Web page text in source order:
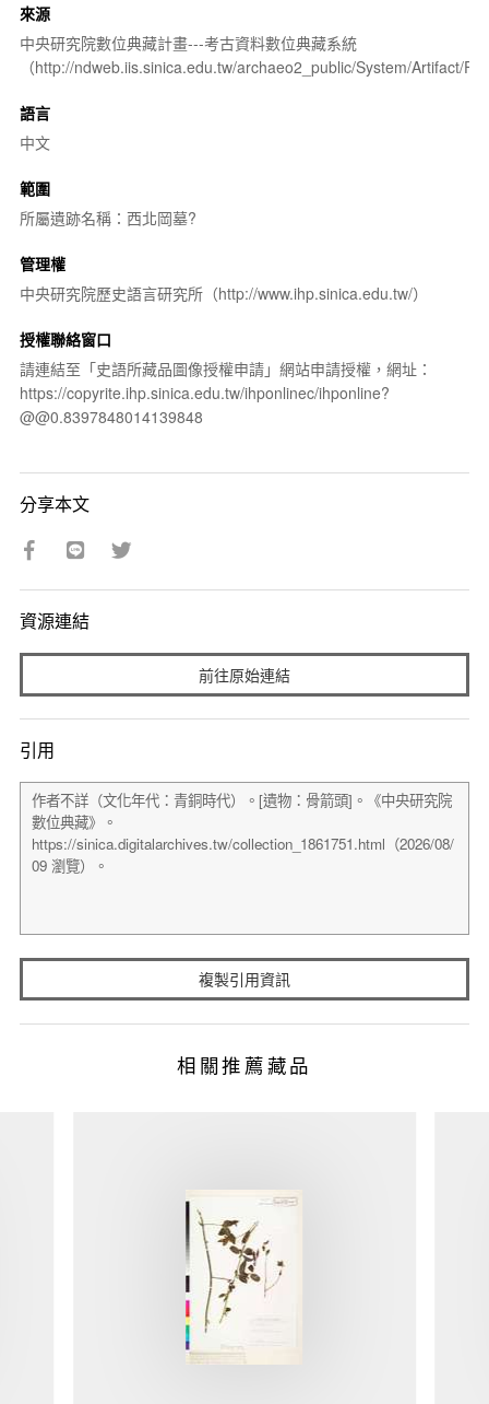
來源
中央研究院數位典藏計畫---考古資料數位典藏系統
（http://ndweb.iis.sinica.edu.tw/archaeo2_public/System/Artifact/
語言
中文
範圍
所屬遺跡名稱：西北岡墓?
管理權
中央研究院歷史語言研究所（http://www.ihp.sinica.edu.tw/）
授權聯絡窗口
請連結至「史語所藏品圖像授權申請」網站申請授權，網址：
https://copyrite.ihp.sinica.edu.tw/ihponlinec/ihponline?
@@0.8397848014139848
分享本文
資源連結
前往原始連結
引用
複製引用資訊
相關推薦藏品